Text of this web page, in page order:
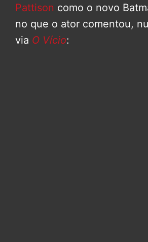
Pattison como o novo
no que o ator comentou,
via O Vício: